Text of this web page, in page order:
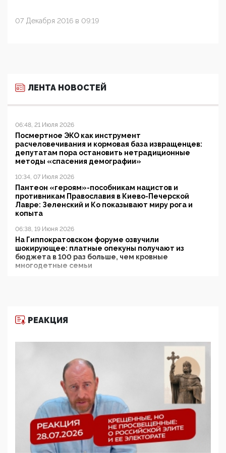
07 Декабря 2016 в 09:19
ЛЕНТА НОВОСТЕЙ
06:48, 21 Июля 2026
Посмертное ЭКО как инструмент
расчеловечивания и кормовая база извращенцев:
депутатам пора остановить нетрадиционные
методы «спасения демографии»
10:34, 07 Июля 2026
Пантеон «героям»-пособникам нацистов и
противникам Православия в Киево-Печерской
Лавре: Зеленский и Ко показывают миру рога и
копыта
06:38, 19 Июня 2026
На Гиппократовском форуме озвучили
шокирующее: платные опекуны получают из
бюджета в 100 раз больше, чем кровные
многодетные семьи
11:53, 09 Июня 2026
деятельность ИИТО ЮНЕСКО в России, но
цифроглобалисты продолжают определять
повестку в образовании
09:43, 01 Июня 2026
5G за счет здоровья граждан: Минцифры намерено
отобрать у регионов и муниципалитетов право
защищать жилые дома и социальные объекты от
05:58, 26 Мая 2026
Роскомнадзор освободили от борца с
деструктивным и опасным контентом
РЕАКЦИЯ